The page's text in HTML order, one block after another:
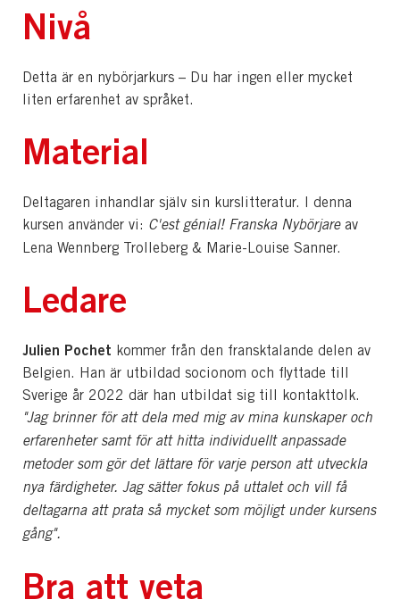
Nivå
Detta är en nybörjarkurs – Du har ingen eller mycket
liten erfarenhet av språket.
Material
Deltagaren inhandlar själv sin kurslitteratur. I denna
kursen använder vi: C'est génial! Franska Nybörjareav
Lena Wennberg Trolleberg & Marie-Louise Sanner.
Ledare
Julien Pochet kommer från den fransktalande delen av
Belgien. Han är utbildad socionom och flyttade till
Sverige år 2022 där han utbildat sig till kontakttolk.
"Jag brinner för att dela med mig av mina kunskaper och
erfarenheter samt för att hitta individuellt anpassade
metoder som gör det lättare för varje person att utveckla
nya färdigheter. Jag sätter fokus på uttalet och vill få
deltagarna att prata så mycket som möjligt under kursens
gång".
Bra att veta